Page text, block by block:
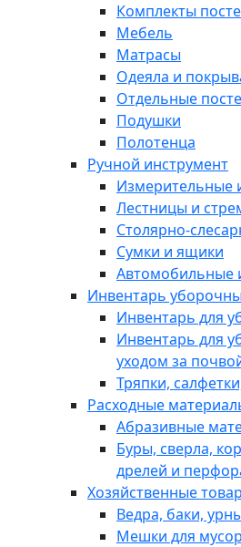
Комплекты
Мебель
Матрасы
Одеяла и
Отдельные
Подушки
Полотенца
Ручной инструмент
Измерительные
Лестницы и
Столярно-
Сумки и ящики
Автомобильные
Инвентарь
Инвентарь для
Инвентарь для
уходом за
Тряпки,
Расходные
Абразивные
Буры, сверла,
дрелей и
Хозяйственные
Ведра, баки,
Мешки для